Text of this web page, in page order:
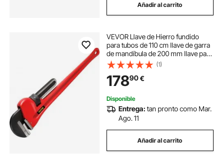
Añadir al carrito
VEVOR Llave de Hierro fundido
para tubos de 110 cm llave de garra
de mandíbula de 200 mm llave para
tubos de plomería ajustable
resistente para grifo de fregadero,
inodoro, escurridor, baño, cocina
(1)
17890€
Disponible
Entrega:tan pronto como Mar.
Ago. 11
Añadir al carrito